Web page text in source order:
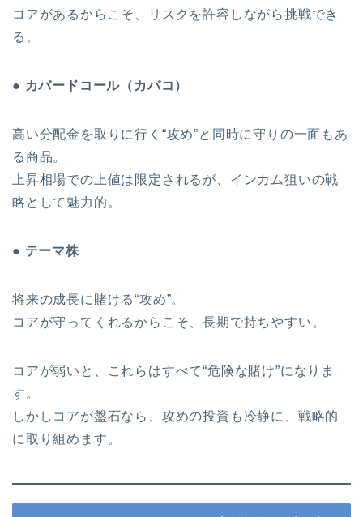
コアがあるからこそ、リスクを許容しながら挑戦でき
る。
● カバードコール（カバコ）
高い分配金を取りに行く“攻め”と同時に守りの一面もあ
る商品。
上昇相場での上値は限定されるが、インカム狙いの戦
略として魅力的。
● テーマ株
将来の成長に賭ける“攻め”。
コアが守ってくれるからこそ、長期で持ちやすい。
コアが弱いと、これらはすべて“危険な賭け”になりま
す。
しかしコアが盤石なら、攻めの投資も冷静に、戦略的
に取り組めます。